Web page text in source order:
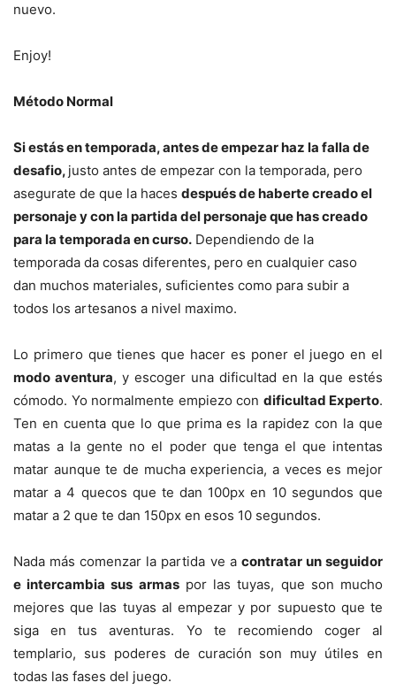
nuevo.
Enjoy!
Método Normal
Si estás en temporada, antes de empezar haz la falla de
desafio, justo antes de empezar con la temporada, pero
asegurate de que la haces después de haberte creado el
personaje y con la partida del personaje que has creado
para la temporada en curso. Dependiendo de la
temporada da cosas diferentes, pero en cualquier caso
dan muchos materiales, suficientes como para subir a
todos los artesanos a nivel maximo.
Lo primero que tienes que hacer es poner el juego en el
modo aventura, y escoger una dificultad en la que estés
cómodo. Yo normalmente empiezo con dificultad Experto.
Ten en cuenta que lo que prima es la rapidez con la que
matas a la gente no el poder que tenga el que intentas
matar aunque te de mucha experiencia, a veces es mejor
matar a 4 quecos que te dan 100px en 10 segundos que
matar a 2 que te dan 150px en esos 10 segundos.
Nada más comenzar la partida ve a contratar un seguidor
e intercambia sus armaspor las tuyas, que son mucho
mejores que las tuyas al empezar y por supuesto que te
siga en tus aventuras. Yo te recomiendo coger al
templario, sus poderes de curación son muy útiles en
todas las fases del juego.